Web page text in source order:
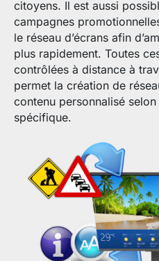
citoyens. Il est aussi
campagnes
le réseau d’écrans afin
plus rapidement. Toutes
contrôlées à distance à
permet la création de
contenu personnalisé
spécifique.